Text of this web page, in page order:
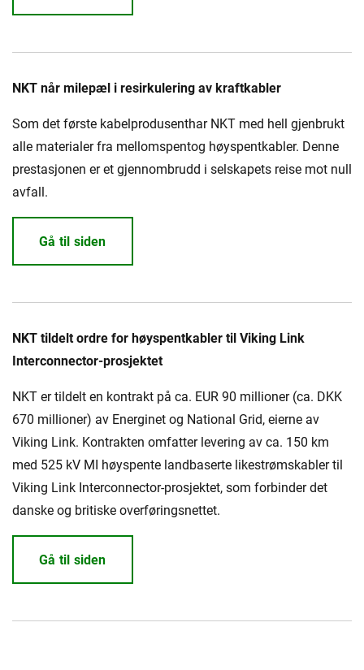
NKT når milepæl i resirkulering av kraftkabler
Som det første kabelprodusenthar NKT med hell gjenbrukt
alle materialer fra mellomspentog høyspentkabler. Denne
prestasjonen er et gjennombrudd i selskapets reise mot null
avfall.
Gå til siden
NKT tildelt ordre for høyspentkabler til Viking Link
Interconnector-prosjektet
NKT er tildelt en kontrakt på ca. EUR 90 millioner (ca. DKK
670 millioner) av Energinet og National Grid, eierne av
Viking Link. Kontrakten omfatter levering av ca. 150 km
med 525 kV MI høyspente landbaserte likestrømskabler til
Viking Link Interconnector-prosjektet, som forbinder det
danske og britiske overføringsnettet.
Gå til siden